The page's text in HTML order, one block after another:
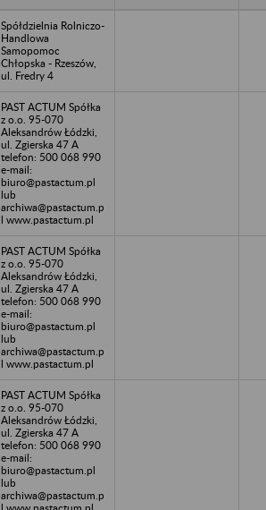
Spółdzielnia Rolniczo-
Handlowa
Samopomoc
Chłopska - Rzeszów,
ul. Fredry 4
PAST ACTUM Spółka
z o.o. 95-070
Aleksandrów Łódzki,
ul. Zgierska 47 A
telefon: 500 068 990
e-mail:
biuro@pastactum.pl
lub
archiwa@pastactum.p
l www.pastactum.pl
PAST ACTUM Spółka
z o.o. 95-070
Aleksandrów Łódzki,
ul. Zgierska 47 A
telefon: 500 068 990
e-mail:
biuro@pastactum.pl
lub
archiwa@pastactum.p
l www.pastactum.pl
PAST ACTUM Spółka
z o.o. 95-070
Aleksandrów Łódzki,
ul. Zgierska 47 A
telefon: 500 068 990
e-mail:
biuro@pastactum.pl
lub
archiwa@pastactum.p